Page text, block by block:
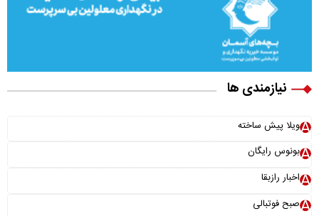
نیازمندی ها
ویلا پیش ساخته
بونوس رایگان
اخبار رازبقا
صبح فوتبالی